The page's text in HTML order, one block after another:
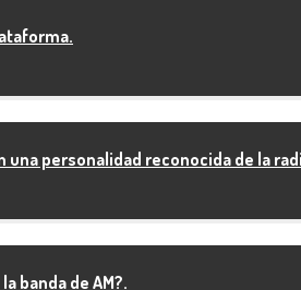
una personalidad reconocida de la
banda de AM?.